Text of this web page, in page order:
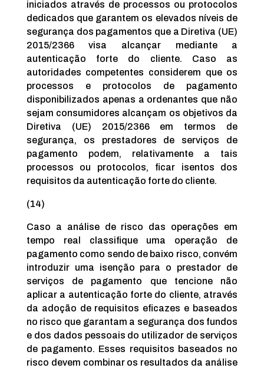
iniciados através de processos ou protocolos
dedicados que garantem os elevados níveis de
segurança dos pagamentos que a Diretiva (UE)
2015/2366 visa alcançar mediante a
autenticação forte do cliente. Caso as
autoridades competentes considerem que os
processos e protocolos de pagamento
disponibilizados apenas a ordenantes que não
sejam consumidores alcançam os objetivos da
Diretiva (UE) 2015/2366 em termos de
segurança, os prestadores de serviços de
pagamento podem, relativamente a tais
processos ou protocolos, ficar isentos dos
requisitos da autenticação forte do cliente.
(14)
Caso a análise de risco das operações em
tempo real classifique uma operação de
pagamento como sendo de baixo risco, convém
introduzir uma isenção para o prestador de
serviços de pagamento que tencione não
aplicar a autenticação forte do cliente, através
da adoção de requisitos eficazes e baseados
no risco que garantam a segurança dos fundos
e dos dados pessoais do utilizador de serviços
de pagamento. Esses requisitos baseados no
risco devem combinar os resultados da análise